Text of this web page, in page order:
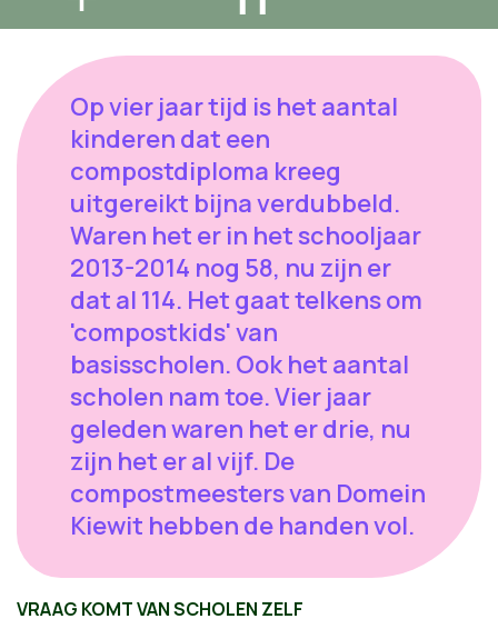
Op vier jaar tijd is het aantal
kinderen dat een
compostdiploma kreeg
uitgereikt bijna verdubbeld.
Waren het er in het schooljaar
2013-2014 nog 58, nu zijn er
dat al 114. Het gaat telkens om
'compostkids' van
basisscholen. Ook het aantal
scholen nam toe. Vier jaar
geleden waren het er drie, nu
zijn het er al vijf. De
compostmeesters van Domein
Kiewit hebben de handen vol.
VRAAG KOMT VAN SCHOLEN ZELF